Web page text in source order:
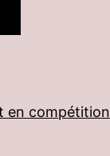
en compétition